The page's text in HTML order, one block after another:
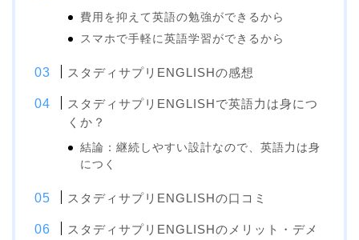
費用を抑えて英語の勉強ができるから
スマホで手軽に英語学習ができるから
スタディサプリENGLISHの感想
スタディサプリENGLISHで英語力は身につ
くか？
結論：継続しやすい設計なので、英語力は身
につく
スタディサプリENGLISHの口コミ
スタディサプリENGLISHのメリット・デメ